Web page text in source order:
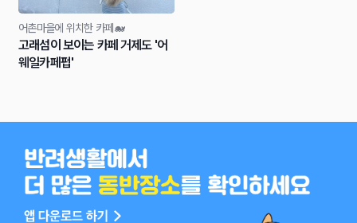
어촌마을에 위치한 카페🐋
고래섬이 보이는 카페 거제도 '어
웨일카페펍'